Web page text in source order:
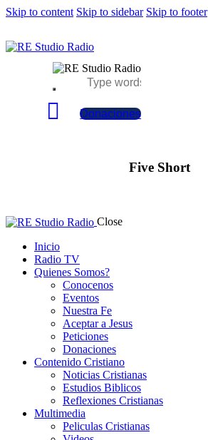
Skip to content Skip to sidebar Skip to footer
Donaciones
Five Short
Close
Inicio
Radio TV
Quienes Somos?
Conocenos
Eventos
Nuestra Fe
Aceptar a Jesus
Peticiones
Donaciones
Contenido Cristiano
Noticias Cristianas
Estudios Biblicos
Reflexiones Cristianas
Multimedia
Peliculas Cristianas